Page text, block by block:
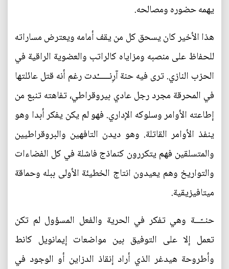
يهمه حضوره ومصالحه.
هذا الأخير كان يسحق كل من يقف أمامه ويعترض مساراته
للحفاظ على منصبه ومزاياه كالراتب والعضوية الراقية في
الحزب النازي. ترى فيه حنة آرِنــــــْدت رغم أنه قتل عائلتها
في المحرقة مجرد رجل عادي بيروقراطي، تفاهته تنبع من
إطاعته الأوامر وسلوكه الإداري. فهو لم يكن يفكر أبدا وهو
ينفذ الأوامر القاتلة. وهو ديدن التافهين والبروقراطيين
والمتسلقين فهم يتكررون كنماذج فاشلة في كل الفضاءات
والتواريخ وهم يعيدون انتاج الخطيئة الأولى ببله وحماقة
ميتافيزيقية.
حنــّـــة وهي تفكر في الحرية والفعل المسؤول لم تكن
تعمل إلا على التوفيق بين مواضعات إيمانويل كانط
وأطروحة هيدغر الذي أراد إنقاذ الدزاين أو الوجود في